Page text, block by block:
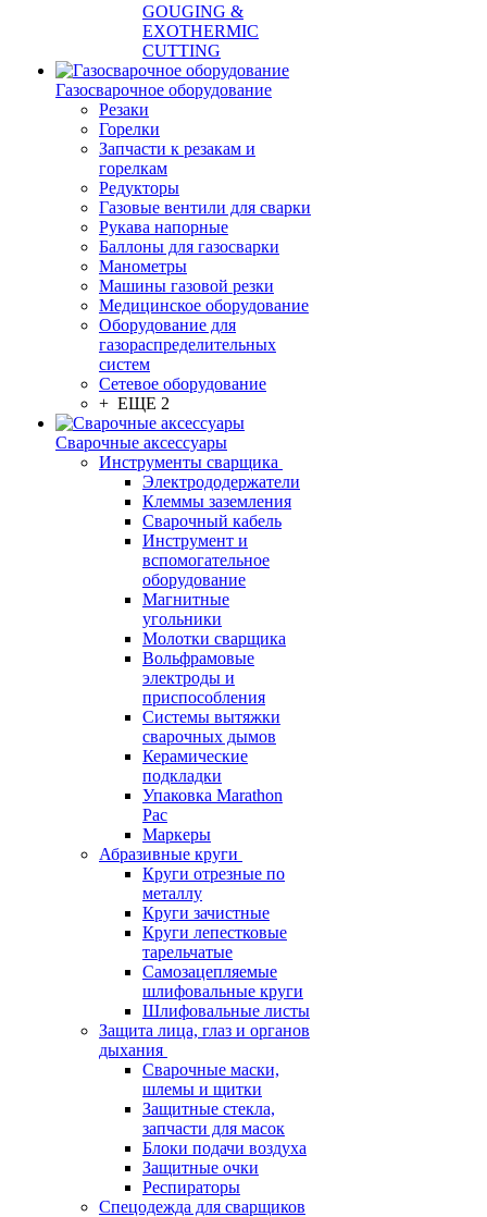
GOUGING &
EXOTHERMIC
CUTTING
Газосварочное оборудование
Резаки
Горелки
Запчасти к резакам и
горелкам
Редукторы
Газовые вентили для сварки
Рукава напорные
Баллоны для газосварки
Манометры
Машины газовой резки
Медицинское оборудование
Оборудование для
газораспределительных
систем
Сетевое оборудование
+ ЕЩЕ 2
Сварочные аксессуары
Инструменты сварщика
Электрододержатели
Клеммы заземления
Сварочный кабель
Инструмент и
вспомогательное
оборудование
Магнитные
угольники
Молотки сварщика
Вольфрамовые
электроды и
приспособления
Системы вытяжки
сварочных дымов
Керамические
подкладки
Упаковка Marathon
Pac
Маркеры
Абразивные круги
Круги отрезные по
металлу
Круги зачистные
Круги лепестковые
тарельчатые
Самозацепляемые
шлифовальные круги
Шлифовальные листы
Защита лица, глаз и органов
дыхания
Сварочные маски,
шлемы и щитки
Защитные стекла,
запчасти для масок
Блоки подачи воздуха
Защитные очки
Респираторы
Спецодежда для сварщиков